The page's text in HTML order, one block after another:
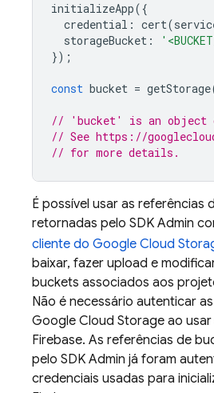
initializeApp({
credential : cert(
storageBucket :
});
const bucket = getStorage
// 'bucket' is an object
// See https://
// for more details.
É possível usar as referências
retornadas pelo SDK Admin
cliente do Google Cloud
baixar, fazer upload e
buckets associados aos
Não é necessário autenticar
Google Cloud Storage ao usar
Firebase. As referências de
pelo SDK Admin já foram
credenciais usadas para